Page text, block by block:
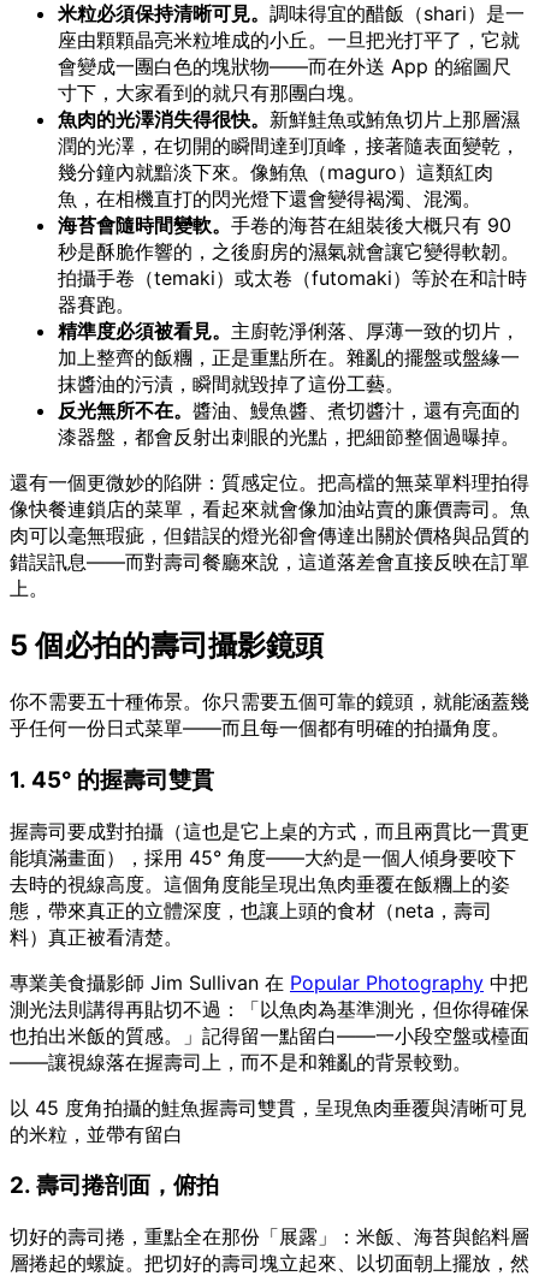
米粒必須保持清晰可見。 調味得宜的醋飯（shari）是一
座由顆顆晶亮米粒堆成的小丘。一旦把光打平了，它就
會變成一團白色的塊狀物——而在外送 App 的縮圖尺
寸下，大家看到的就只有那團白塊。
魚肉的光澤消失得很快。 新鮮鮭魚或鮪魚切片上那層濕
潤的光澤，在切開的瞬間達到頂峰，接著隨表面變乾，
幾分鐘內就黯淡下來。像鮪魚（maguro）這類紅肉
魚，在相機直打的閃光燈下還會變得褐濁、混濁。
海苔會隨時間變軟。 手卷的海苔在組裝後大概只有 90
秒是酥脆作響的，之後廚房的濕氣就會讓它變得軟韌。
拍攝手卷（temaki）或太卷（futomaki）等於在和計時
器賽跑。
精準度必須被看見。 主廚乾淨俐落、厚薄一致的切片，
加上整齊的飯糰，正是重點所在。雜亂的擺盤或盤緣一
抹醬油的污漬，瞬間就毀掉了這份工藝。
反光無所不在。 醬油、鰻魚醬、煮切醬汁，還有亮面的
漆器盤，都會反射出刺眼的光點，把細節整個過曝掉。
還有一個更微妙的陷阱：質感定位。把高檔的無菜單料理拍得
像快餐連鎖店的菜單，看起來就會像加油站賣的廉價壽司。魚
肉可以毫無瑕疵，但錯誤的燈光卻會傳達出關於價格與品質的
錯誤訊息——而對壽司餐廳來說，這道落差會直接反映在訂單
上。
5 個必拍的壽司攝影鏡頭
你不需要五十種佈景。你只需要五個可靠的鏡頭，就能涵蓋幾
乎任何一份日式菜單——而且每一個都有明確的拍攝角度。
1. 45° 的握壽司雙貫
握壽司要成對拍攝（這也是它上桌的方式，而且兩貫比一貫更
能填滿畫面），採用 45° 角度——大約是一個人傾身要咬下
去時的視線高度。這個角度能呈現出魚肉垂覆在飯糰上的姿
態，帶來真正的立體深度，也讓上頭的食材（neta，壽司
料）真正被看清楚。
專業美食攝影師 Jim Sullivan 在 Popular Photography 中把
測光法則講得再貼切不過：「以魚肉為基準測光，但你得確保
也拍出米飯的質感。」記得留一點留白——一小段空盤或檯面
——讓視線落在握壽司上，而不是和雜亂的背景較勁。
以 45 度角拍攝的鮭魚握壽司雙貫，呈現魚肉垂覆與清晰可見
的米粒，並帶有留白
2. 壽司捲剖面，俯拍
切好的壽司捲，重點全在那份「展露」：米飯、海苔與餡料層
層捲起的螺旋。把切好的壽司塊立起來、以切面朝上擺放，然